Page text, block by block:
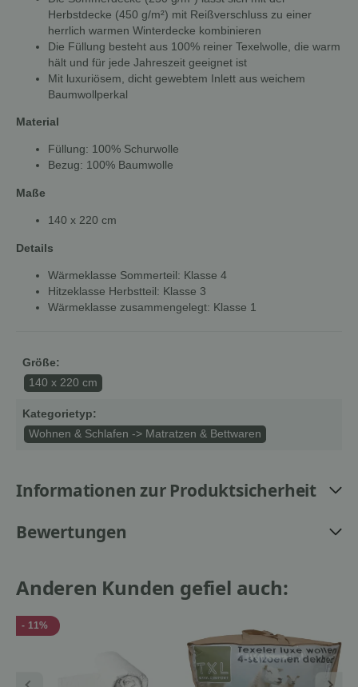
Herbstdecke (450 g/m²) mit Reißverschluss zu einer
herrlich warmen Winterdecke kombinieren
Die Füllung besteht aus 100% reiner Texelwolle, die warm
hält und für jede Jahreszeit geeignet ist
Mit luxuriösem, dicht gewebtem Inlett aus weichem
Baumwollperkal
Material
Füllung: 100% Schurwolle
Bezug: 100% Baumwolle
Maße
140 x 220 cm
Details
Wärmeklasse Sommerteil: Klasse 4
Hitzeklasse Herbstteil: Klasse 3
Wärmeklasse zusammengelegt: Klasse 1
Größe:
140 x 220 cm
Kategorietyp:
Wohnen & Schlafen -> Matratzen & Bettwaren
Informationen zur Produktsicherheit
Bewertungen
Anderen Kunden gefiel auch:
- 11%